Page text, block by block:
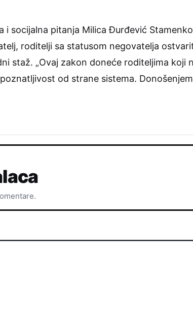
i socijalna pitanja Milica Đurđević
roditelji sa statusom negovatelja
staž. „Ovaj zakon doneće roditeljima koji
od strane sistema.